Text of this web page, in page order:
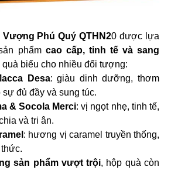
Vượng Phú Quý QTHN20 được lựa
phẩm cao cấp, tinh tế và sang
quà biếu cho nhiều đối tượng:
Desa: giàu dinh dưỡng, thơm
đủ đầy và sung túc.
& Socola Merci: vị ngọt nhẹ, tinh tế,
và tri ân.
: hương vị caramel truyền thống,
sản phẩm vượt trội, hộp quà còn